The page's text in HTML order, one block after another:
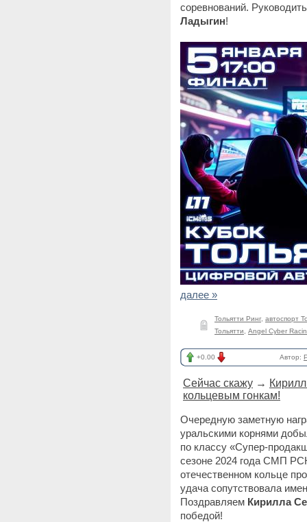
соревнований.
Ладыгин!
далее »
Тольятти Ринг, автоспорт
Тольятти
Angel Cyber
+0.00 Автор:
Сейчас скажу →
кольцевым гонкам!
Очередную заметную
уральскими корнями
по классу «Супер-
сезоне 2024 года СМП
отечественном кольце
удача сопутствовала
Поздравляем Кирилла
победой!